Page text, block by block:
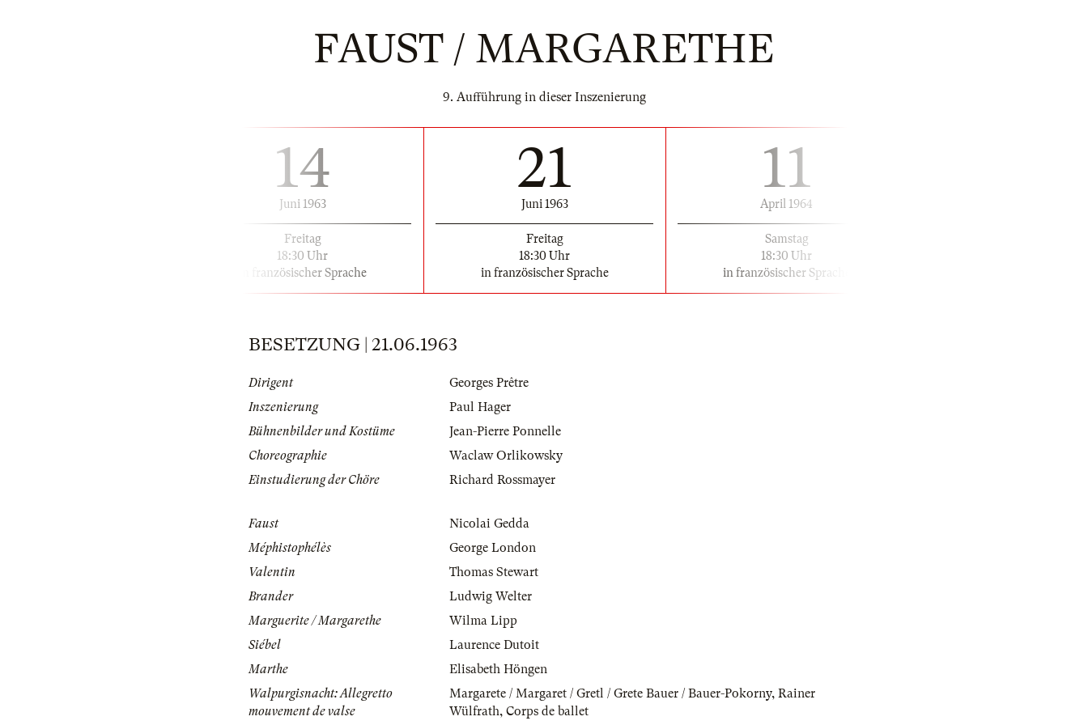
FAUST / MARGARETHE
9. Aufführung in dieser Inszenierung
14
Juni 1963
Freitag
18:30 Uhr
in französischer Sprache
21
Juni 1963
Freitag
18:30 Uhr
in französischer Sprache
11
April 1964
Samstag
18:30 Uhr
in französischer Sprache
BESETZUNG | 21.06.1963
Dirigent
Georges Prêtre
Inszenierung
Paul Hager
Bühnenbilder und Kostüme
Jean-Pierre Ponnelle
Choreographie
Waclaw Orlikowsky
Einstudierung der Chöre
Richard Rossmayer
Faust
Nicolai Gedda
Méphistophélès
George London
Valentin
Thomas Stewart
Brander
Ludwig Welter
Marguerite / Margarethe
Wilma Lipp
Siébel
Laurence Dutoit
Marthe
Elisabeth Höngen
Walpurgisnacht: Allegretto
mouvement de valse
Margarete / Margaret / Gretl / Grete Bauer / Bauer-Pokorny, Rainer
Wülfrath, Corps de ballet